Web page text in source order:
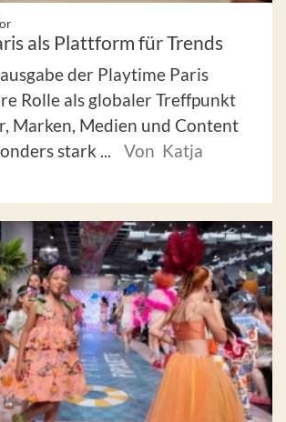
als Plattform für Trends
der Playtime Paris
Rolle als globaler Treffpunkt
Marken, Medien und Content
stark ...
Von Katja